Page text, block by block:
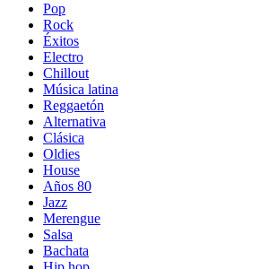
Pop
Rock
Éxitos
Electro
Chillout
Música latina
Reggaetón
Alternativa
Clásica
Oldies
House
Años 80
Jazz
Merengue
Salsa
Bachata